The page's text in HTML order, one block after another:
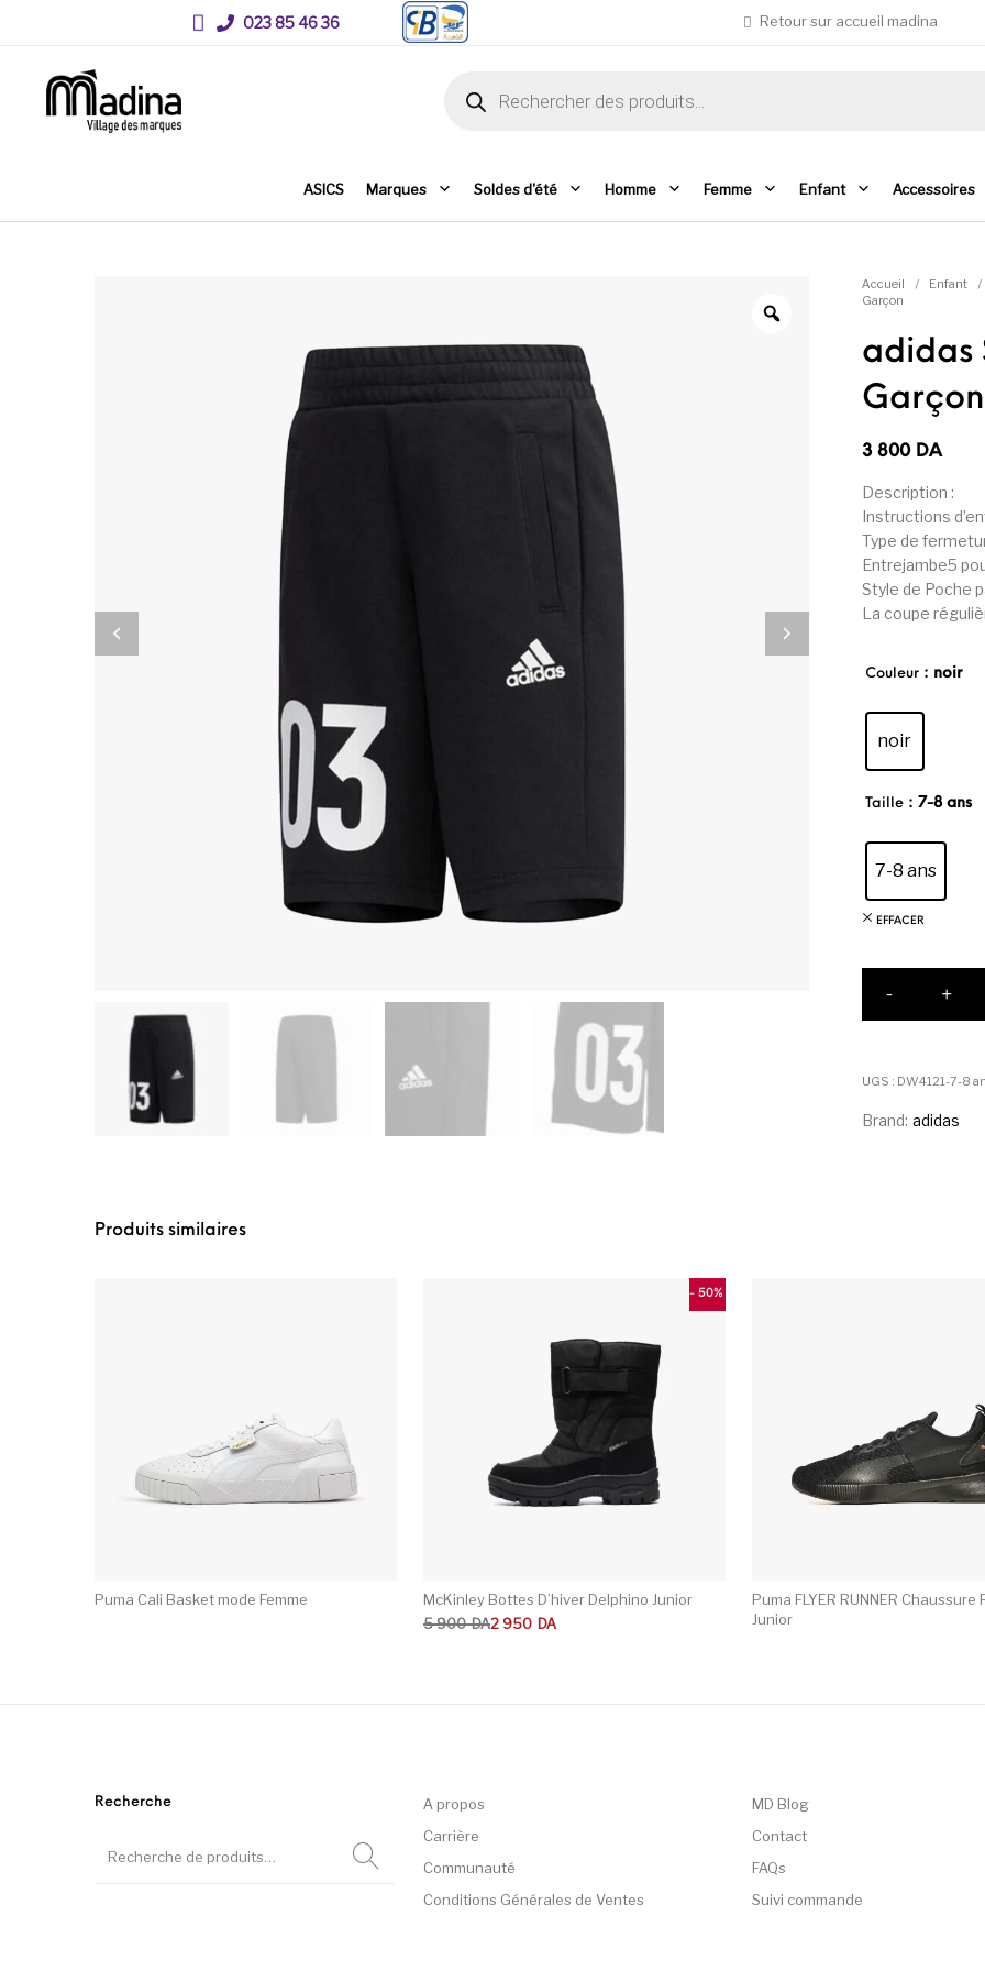
023 85 46 36 Retour sur accueil madina
ASICS Marques Soldes d'été Homme Femme Enfant Accessoires
Accueil / Enfant /
Garçon
adidas
Garçon
3 800 DA
Description :
Instructions
Type de
Entrejambe5
Style de Poche
La coupe
Couleur : noir
noir
Taille : 7-8 ans
7-8 ans
EFFACER
-
+
UGS : DW4121-7-8
Brand: adidas
Produits similaires
Puma Cali Basket mode Femme
- 50%
McKinley Bottes D’hiver Delphino Junior
5 900 DA
Le prix initial était : 5 900DA.
2 950 DA
Le prix actuel est : 2 950DA.
Ce produit a plusieurs variations. Les
Puma FLYER RUNNER Chaussure
Junior
Recherche
A propos
Carrière
Communauté
Conditions Générales de Ventes
MD Blog
Contact
FAQs
Suivi commande